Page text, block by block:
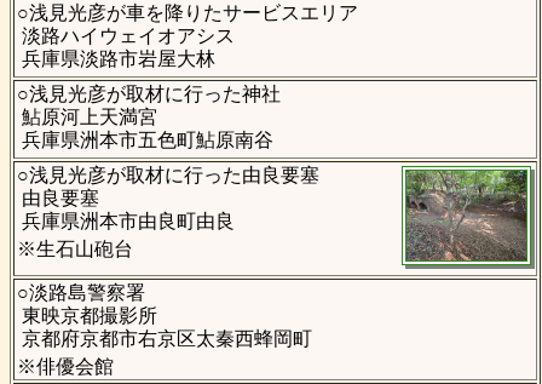
○浅見光彦が車を降りたサービスエリア
淡路ハイウェイオアシス
兵庫県淡路市岩屋大林
○浅見光彦が取材に行った神社
鮎原河上天満宮
兵庫県洲本市五色町鮎原南谷
○浅見光彦が取材に行った由良要塞
由良要塞
兵庫県洲本市由良町由良
※生石山砲台
○淡路島警察署
東映京都撮影所
京都府京都市右京区太秦西蜂岡町
※俳優会館